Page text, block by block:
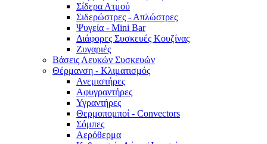
Σίδερα Ατμού
Σιδερώστρες - Απλώστρες
Ψυγεία - Mini Bar
Διάφορες Συσκευές Κουζίνας
Ζυγαριές
Βάσεις Λευκών Συσκευών
Θέρμανση - Κλιματισμός
Ανεμιστήρες
Αφυγραντήρες
Υγραντήρες
Θερμοπομποί - Convectors
Σόμπες
Αερόθερμα